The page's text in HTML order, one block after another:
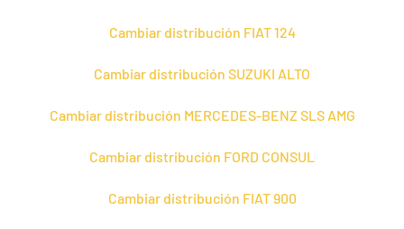
Cambiar distribución FIAT 124
Cambiar distribución SUZUKI ALTO
Cambiar distribución MERCEDES-BENZ SLS AMG
Cambiar distribución FORD CONSUL
Cambiar distribución FIAT 900